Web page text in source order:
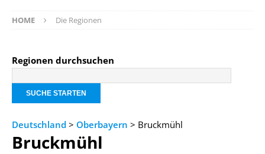
HOME Die Regionen
Regionen durchsuchen
Deutschland > Oberbayern > Bruckmühl
Bruckmühl